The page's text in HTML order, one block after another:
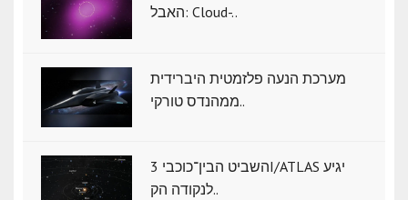
האבל: Cloud-..
מערכת הנעה פלזמטית היברידית
ממהנדס טורקי..
השביט הבין־כוכבי 3I/ATLAS יגיע
לנקודה הק..